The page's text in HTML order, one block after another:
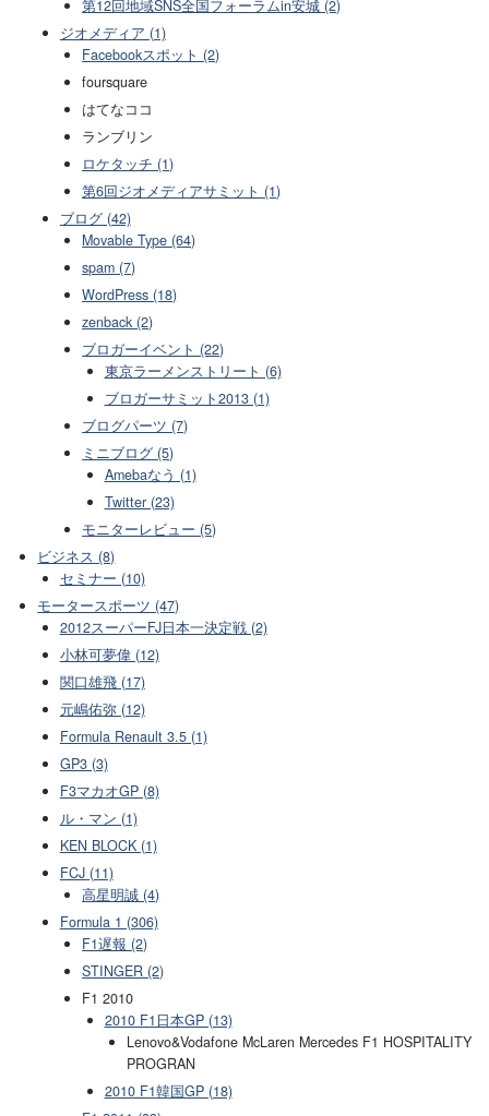
第12回地域SNS全国フォーラムin安城 (2)
ジオメディア (1)
Facebookスポット (2)
foursquare
はてなココ
ランブリン
ロケタッチ (1)
第6回ジオメディアサミット (1)
ブログ (42)
Movable Type (64)
spam (7)
WordPress (18)
zenback (2)
ブロガーイベント (22)
東京ラーメンストリート (6)
ブロガーサミット2013 (1)
ブログパーツ (7)
ミニブログ (5)
Amebaなう (1)
Twitter (23)
モニターレビュー (5)
ビジネス (8)
セミナー (10)
モータースポーツ (47)
2012スーパーFJ日本一決定戦 (2)
小林可夢偉 (12)
関口雄飛 (17)
元嶋佑弥 (12)
Formula Renault 3.5 (1)
GP3 (3)
F3マカオGP (8)
ル・マン (1)
KEN BLOCK (1)
FCJ (11)
高星明誠 (4)
Formula 1 (306)
F1遅報 (2)
STINGER (2)
F1 2010
2010 F1日本GP (13)
Lenovo&Vodafone McLaren Mercedes F1 HOSPITALITY
PROGRAN
2010 F1韓国GP (18)